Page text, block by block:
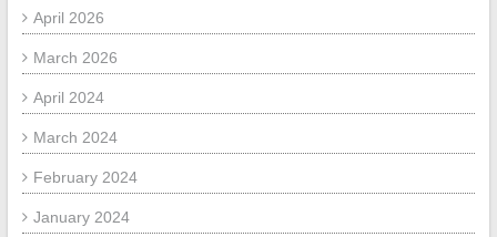
April 2026
March 2026
April 2024
March 2024
February 2024
January 2024